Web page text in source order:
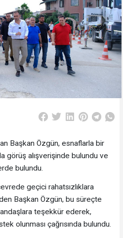
Başkan Özgün, esnaflarla bir
görüş alışverişinde bulundu ve
bulundu.
geçici rahatsızlıklara
Başkan Özgün, bu süreçte
teşekkür ederek,
olunması çağrısında bulundu.